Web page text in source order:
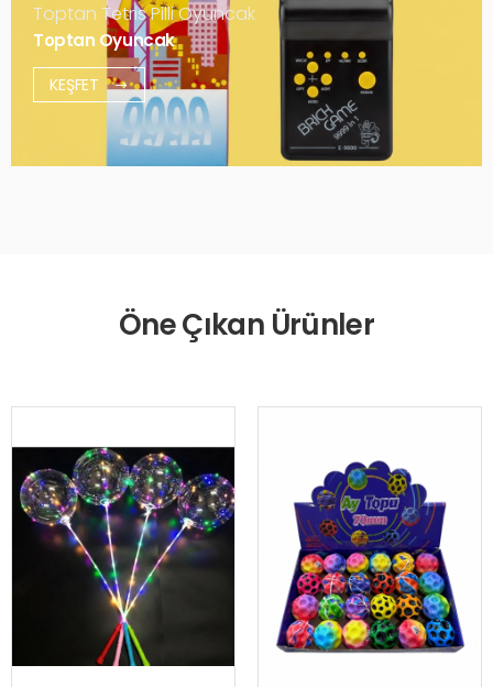
Toptan Tetris Pilli Oyuncak
Toptan Oyuncak
KEŞFET
Öne Çıkan Ürünler